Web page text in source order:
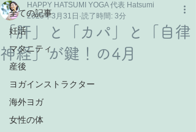
全ての記事
妊活
マタニティ
産後
ヨガインストラクター
海外ヨガ
女性の体
「肝」と「カパ」と「自律
神経」が鍵！の4月
HAPPY HATSUMI YOGA 代表 Hatsumi
2025年3月31日 読了時間: 3分